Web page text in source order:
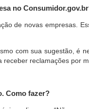
no
de novas empresas.
com sua sugestão, é
reclamações por
Como fazer?